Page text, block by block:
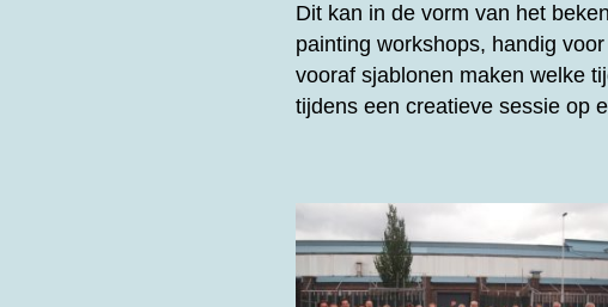
Dit kan in de vorm van het
painting workshops, handig
vooraf sjablonen maken welke
tijdens een creatieve sessie op